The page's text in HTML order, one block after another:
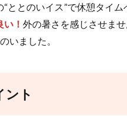
ととのいイス”で休憩タイム
！ 外の暑さを感じさせませ
いました。
ント